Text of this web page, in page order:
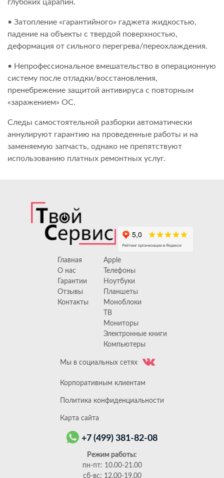
глубоких царапин.
• Затопление «гарантийного» гаджета жидкостью,
падение на объекты с твердой поверхностью,
деформация от сильного перегрева/переохлаждения.
• Непрофессиональное вмешательство в операционную
систему после отладки/восстановления,
пренебрежение защитой антивируса с повторным
«заражением» ОС.
Следы самостоятельной разборки автоматически
аннулируют гарантию на проведенные работы и на
заменяемую запчасть, однако не препятствуют
использованию платных ремонтных услуг.
Главная
О нас
Гарантии
Отзывы
Контакты
Apple
Телефоны
Ноутбуки
Планшеты
Моноблоки
ТВ
Мониторы
Электронные книги
Компьютеры
Мы в социальных сетях
Корпоративным клиентам
Политика конфиденциальности
Карта сайта
+7 (499) 381-82-08
Режим работы:
пн-пт: 10.00-21.00
сб-вс: 12.00-19.00